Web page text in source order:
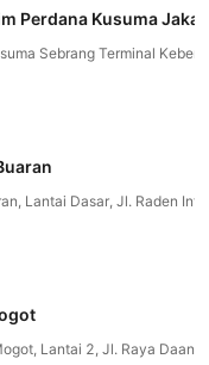
Perdana Kusuma
Sebrang Terminal
Lantai Dasar, Jl. Raden
Lantai 2, Jl. Raya Daan